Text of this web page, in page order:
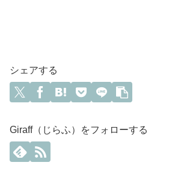
シェアする
Giraff（じらふ）をフォローする